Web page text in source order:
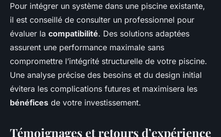
Pour intégrer un système dans une piscine existante,
il est conseillé de consulter un professionnel pour
évaluer la compatibilité. Des solutions adaptées
assurent une performance maximale sans
compromettre l’intégrité structurelle de votre piscine.
Une analyse précise des besoins et du design initial
évitera les complications futures et maximisera les
bénéfices de votre investissement.
Témoignages et retours d’expérience